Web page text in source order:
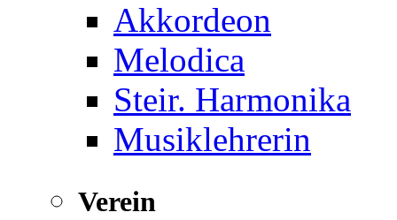
Akkordeon
Melodica
Steir. Harmonika
Musiklehrerin
Verein